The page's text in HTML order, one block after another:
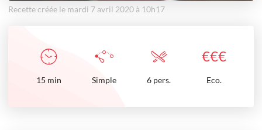
Recette créée le mardi 7 avril 2020 à 10h17
€€€
15 min Simple 6 pers. Eco.